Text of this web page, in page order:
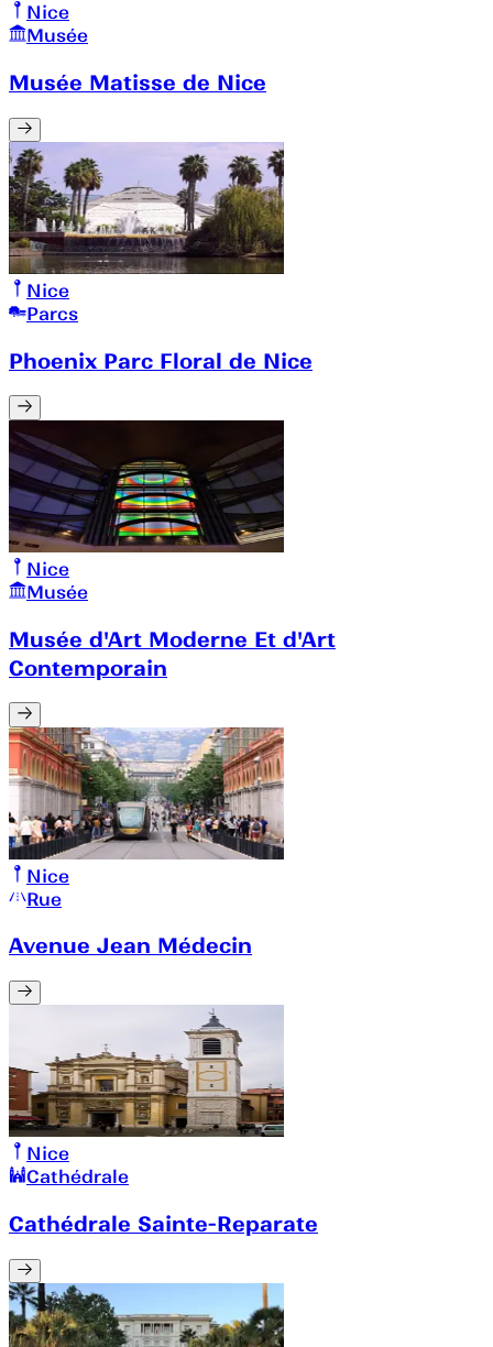
Nice
Musée
Musée Matisse de Nice
Nice
Parcs
Phoenix Parc Floral de Nice
Nice
Musée
Musée d'Art Moderne Et d'Art
Contemporain
Nice
Rue
Avenue Jean Médecin
Nice
Cathédrale
Cathédrale Sainte-Reparate